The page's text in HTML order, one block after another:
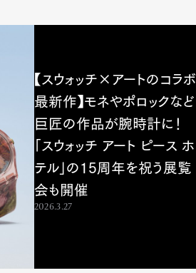
【スウォッチ×アートのコラボ
最新作】モネやポロックなど
巨匠の作品が腕時計に！
「スウォッチ アート ピース ホ
テル」の15周年を祝う展覧
会も開催
2026.3.27